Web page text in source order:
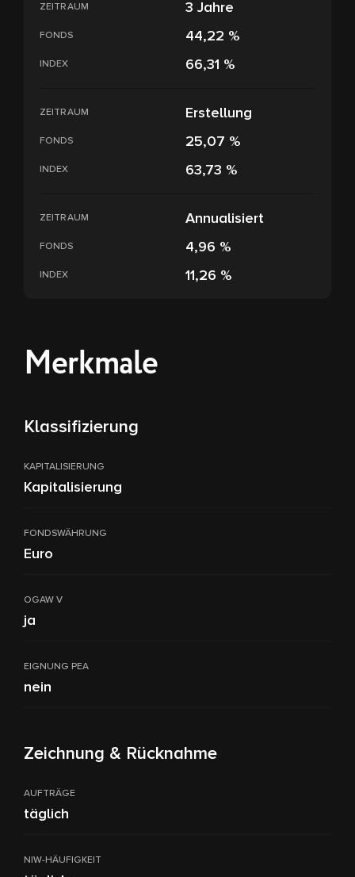
ZEITRAUM 3 Jahre
FONDS 44,22 %
INDEX 66,31 %
ZEITRAUM Erstellung
FONDS 25,07 %
INDEX 63,73 %
ZEITRAUM Annualisiert
FONDS 4,96 %
INDEX 11,26 %
Merkmale
Klassifizierung
KAPITALISIERUNG
Kapitalisierung
FONDSWÄHRUNG
Euro
OGAW V
ja
EIGNUNG PEA
nein
Zeichnung & Rücknahme
AUFTRÄGE
täglich
NIW-HÄUFIGKEIT